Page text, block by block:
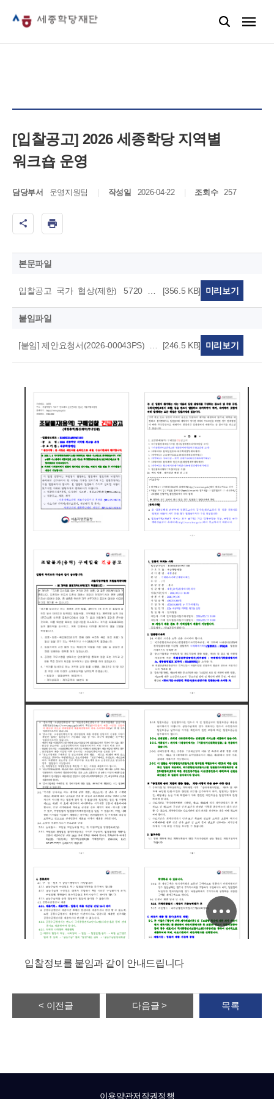
[입찰공고] 2026 세종학당 지역별
워크숍 운영
담당부서 운영지원팀 작성일 2026-04-22 조회수 257
본문파일
[356.5 KB] 미리보기
붙임파일
[246.5 KB] 미리보기
입찰정보를 붙임과 같이 안내드립니다
< 이전글 다음글 > 목록
이용약관저작권정책